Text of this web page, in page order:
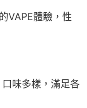
VAPE體驗，性
味多樣，滿足各